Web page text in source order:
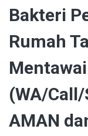
Bakteri
Rumah
(WA/Call/
AMAN